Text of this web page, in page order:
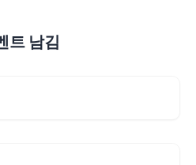
트 남김